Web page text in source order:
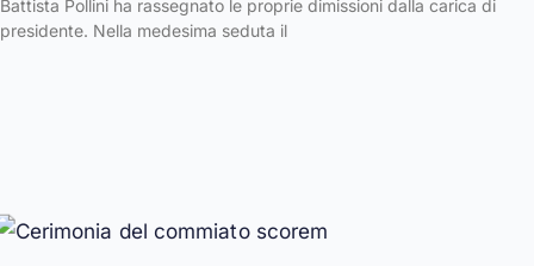
Battista Pollini ha rassegnato le proprie dimissioni dalla carica di
presidente. Nella medesima seduta il